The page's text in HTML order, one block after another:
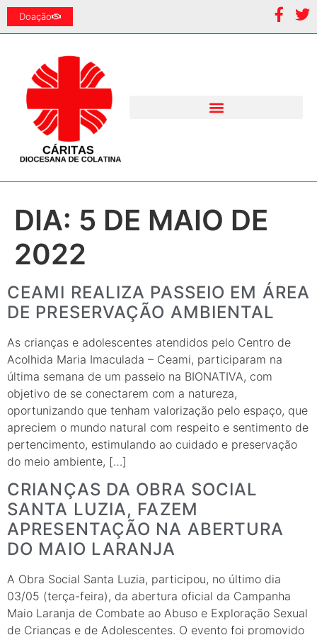
Doação
DIA: 5 DE MAIO DE
2022
CEAMI REALIZA PASSEIO EM ÁREA
DE PRESERVAÇÃO AMBIENTAL
As crianças e adolescentes atendidos pelo Centro de
Acolhida Maria Imaculada – Ceami, participaram na
última semana de um passeio na BIONATIVA, com
objetivo de se conectarem com a natureza,
oportunizando que tenham valorização pelo espaço, que
apreciem o mundo natural com respeito e sentimento de
pertencimento, estimulando ao cuidado e preservação
do meio ambiente, […]
CRIANÇAS DA OBRA SOCIAL
SANTA LUZIA, FAZEM
APRESENTAÇÃO NA ABERTURA
DO MAIO LARANJA
A Obra Social Santa Luzia, participou, no último dia
03/05 (terça-feira), da abertura oficial da Campanha
Maio Laranja de Combate ao Abuso e Exploração Sexual
de Crianças e de Adolescentes. O evento foi promovido